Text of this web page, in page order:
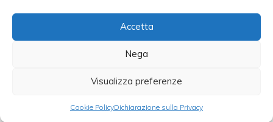
Accetta
Nega
Visualizza preferenze
Cookie PolicyDichiarazione sulla Privacy
per